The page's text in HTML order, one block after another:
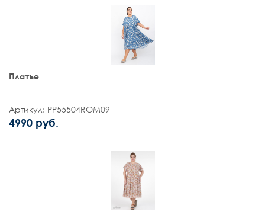
Платье
Артикул: PP55504ROM09
4990 руб.